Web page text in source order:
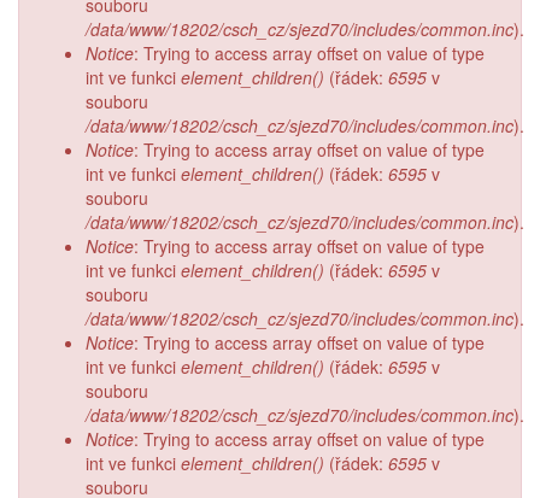
souboru
/data/www/18202/csch_cz/sjezd70/includes/common.inc).
Notice: Trying to access array offset on value of type
int ve funkci element_children() (řádek: 6595 v
souboru
/data/www/18202/csch_cz/sjezd70/includes/common.inc).
Notice: Trying to access array offset on value of type
int ve funkci element_children() (řádek: 6595 v
souboru
/data/www/18202/csch_cz/sjezd70/includes/common.inc).
Notice: Trying to access array offset on value of type
int ve funkci element_children() (řádek: 6595 v
souboru
/data/www/18202/csch_cz/sjezd70/includes/common.inc).
Notice: Trying to access array offset on value of type
int ve funkci element_children() (řádek: 6595 v
souboru
/data/www/18202/csch_cz/sjezd70/includes/common.inc).
Notice: Trying to access array offset on value of type
int ve funkci element_children() (řádek: 6595 v
souboru